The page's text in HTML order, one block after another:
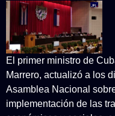
El primer ministro de
Marrero, actualizó a los
Asamblea Nacional
implementación de las